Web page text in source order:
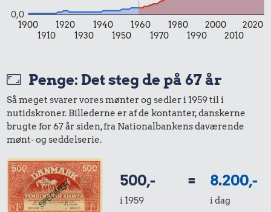
1900
1910
1920
1930
1940
1950
1960
1970
1980
1990
2000
2010
2020
0,0
Penge: Det steg de på 67 år
Så meget svarer vores mønter og sedler i 1959 til i
nutidskroner. Billederne er af de kontanter, danskerne
brugte for 67 år siden, fra Nationalbankens daværende
mønt- og seddelserie.
500,-
i 1959
= 8.200,-
i dag